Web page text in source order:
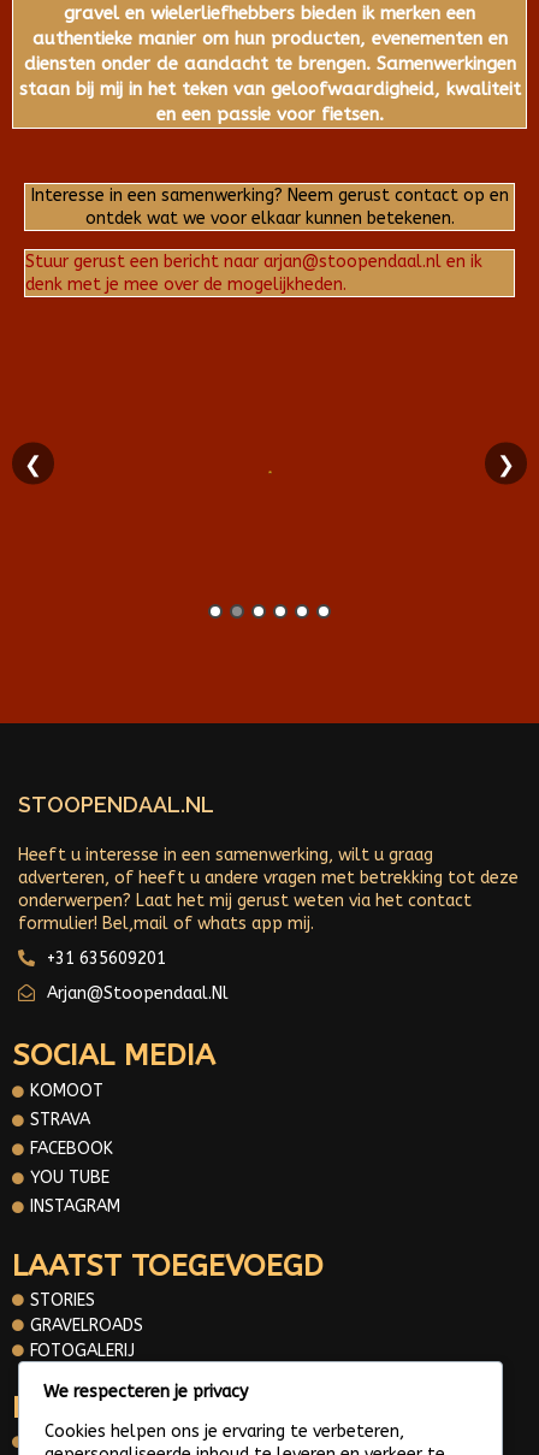
gravel en wielerliefhebbers bieden ik merken een
authentieke manier om hun producten, evenementen en
diensten onder de aandacht te brengen. Samenwerkingen
staan bij mij in het teken van geloofwaardigheid, kwaliteit
en een passie voor fietsen.
Interesse in een samenwerking? Neem gerust contact op en
ontdek wat we voor elkaar kunnen betekenen.
Stuur gerust een bericht naar arjan@stoopendaal.nl en ik
denk met je mee over de mogelijkheden.
❮ ❯
STOOPENDAAL.NL
Heeft u interesse in een samenwerking, wilt u graag
adverteren, of heeft u andere vragen met betrekking tot deze
onderwerpen? Laat het mij gerust weten via het contact
formulier! Bel,mail of whats app mij.
+31 635609201
Arjan@stoopendaal.nl
SOCIAL MEDIA
KOMOOT
STRAVA
FACEBOOK
YOU TUBE
INSTAGRAM
LAATST TOEGEVOEGD
STORIES
GRAVELROADS
FOTOGALERIJ
INFORMATIE
OVER MIJ
We respecteren je privacy
Cookies helpen ons je ervaring te verbeteren,